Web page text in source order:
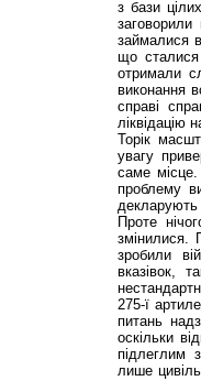
з бази
займалися
що сталися
отримали
виконання
справі
ліквідацію
Торік
увагу
саме місце.
проблему
декларують
Проте
змінилися.
зробили
вказівок,
275-ї
питань
оскільки
підлеглим
лише